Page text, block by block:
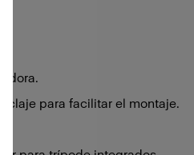
para facilitar el montaje.